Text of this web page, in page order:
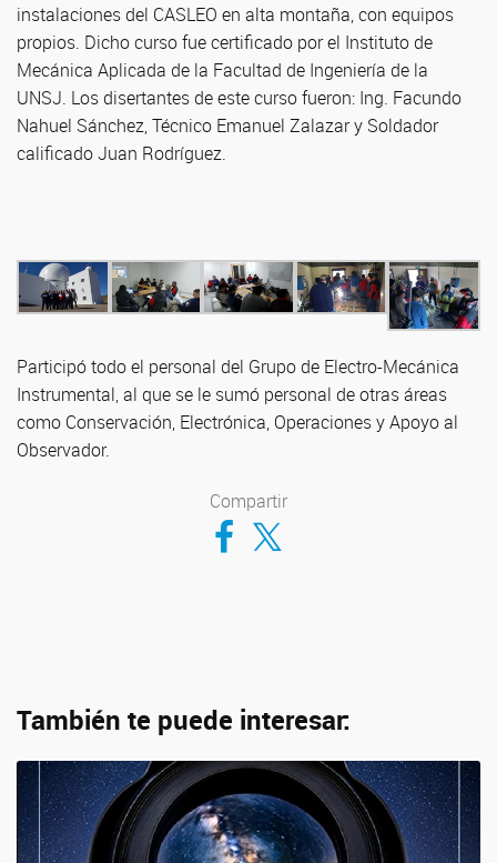
instalaciones del CASLEO en alta montaña, con equipos
propios. Dicho curso fue certificado por el Instituto de
Mecánica Aplicada de la Facultad de Ingeniería de la
UNSJ. Los disertantes de este curso fueron: Ing. Facundo
Nahuel Sánchez, Técnico Emanuel Zalazar y Soldador
calificado Juan Rodríguez.
Participó todo el personal del Grupo de Electro-Mecánica
Instrumental, al que se le sumó personal de otras áreas
como Conservación, Electrónica, Operaciones y Apoyo al
Observador.
Compartir
Compartir en Facebook
Compartir en Twitter
También te puede interesar: